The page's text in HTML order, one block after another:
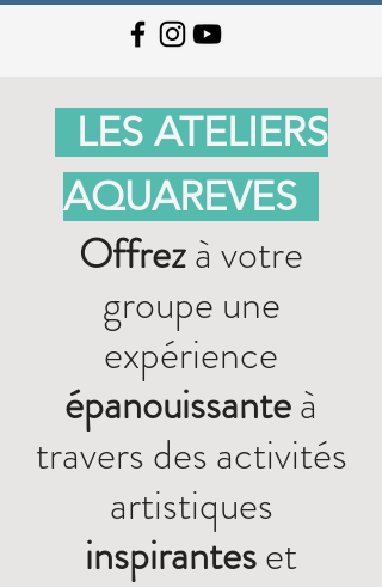
LES ATELIERS
AQUAREVES
Offrezà votre
groupe une
expérience
épanouissanteà
traversdes activités
artistiques
inspiranteset